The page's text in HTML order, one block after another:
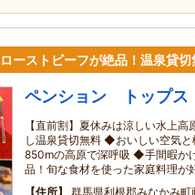
ストビーフが絶品！温泉貸切
ペンション トップス
【直前割】夏休みは涼しい水上
し温泉貸切無料 ◆おいしい空気
850mの高原で深呼吸 ◆手間暇か
品！旬な食材を使った家庭料理が
住所
群馬県利根郡みなかみ町